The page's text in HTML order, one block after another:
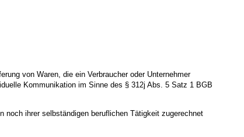
von Waren, die ein Verbraucher oder Unternehmer
Kommunikation im Sinne des § 312j Abs. 5 Satz 1 BGB
noch ihrer selbständigen beruflichen Tätigkeit zugerechnet